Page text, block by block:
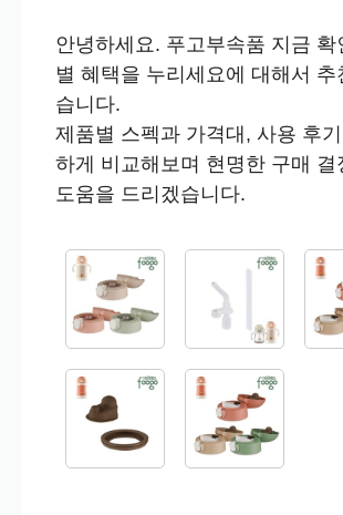
안녕하세요. 푸고부속품 지금 확
별 혜택을 누리세요에 대해서 추
습니다.
제품별 스펙과 가격대, 사용 후
하게 비교해보며 현명한 구매 결
도움을 드리겠습니다.